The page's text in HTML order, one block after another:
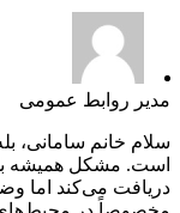
مدیر روابط عمومی
سلام خانم سامانی،
است. مشکل همیشه
دریافت می‌کند اما